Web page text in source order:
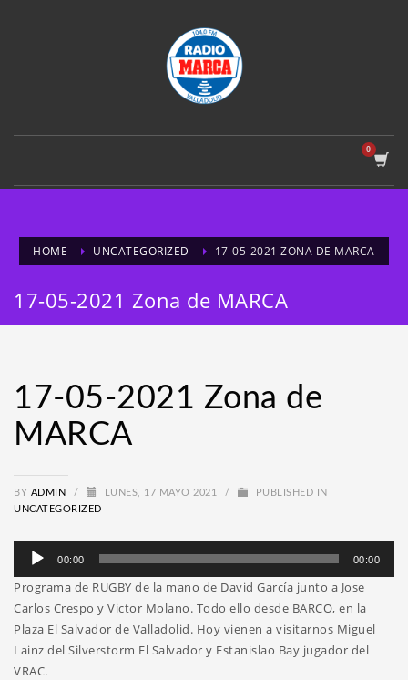
HOME UNCATEGORIZED 17-05-2021 ZONA DE MARCA
17-05-2021 Zona de MARCA
17-05-2021 Zona de
MARCA
BY ADMIN / LUNES, 17 MAYO 2021 /
PUBLISHED IN
UNCATEGORIZED
Reproductor
audio
00:00 00:00
Programa de RUGBY de la mano de David García junto a Jose
Carlos Crespo y Victor Molano. Todo ello desde BARCO, en la
Plaza El Salvador de Valladolid. Hoy vienen a visitarnos Miguel
Lainz del Silverstorm El Salvador y Estanislao Bay jugador del
VRAC.